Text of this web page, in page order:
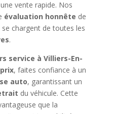
vente rapide. Nos
évaluation honnête de
se chargent de toutes les
.
service à Villiers-En-
prix, faites confiance à un
auto, garantissant un
du véhicule. Cette
que la